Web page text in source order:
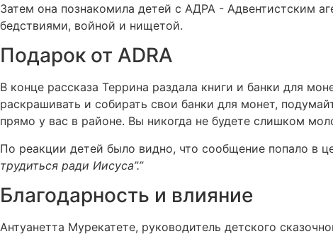
Затем она познакомила детей с АДРА - Адвентистским
бедствиями, войной и нищетой.
Подарок от ADRA
В конце рассказа Террина раздала книги и банки для
раскрашивать и собирать свои банки для монет,
прямо у вас в районе. Вы никогда не будете слишком
По реакции детей было видно, что сообщение попало в
трудиться ради Иисуса”.”
Благодарность и влияние
Антуанетта Мурекатете, руководитель детского